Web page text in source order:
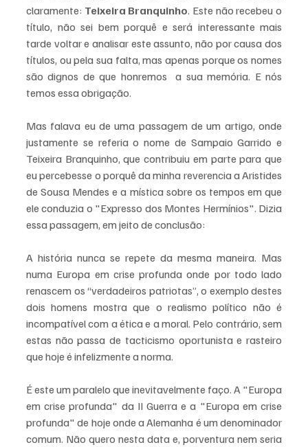
claramente: Teixeira Branquinho. Este não recebeu o
título, não sei bem porquê e será interessante mais
tarde voltar e analisar este assunto, não por causa dos
títulos, ou pela sua falta, mas apenas porque os nomes
são dignos de que honremos  a sua memória. E nós
temos essa obrigação.
Mas falava eu de uma passagem de um artigo, onde
justamente se referia o nome de Sampaio Garrido e
Teixeira Branquinho, que contribuiu em parte para que
eu percebesse o porquê da minha reverencia a Aristides
de Sousa Mendes e a mística sobre os tempos em que
ele conduzia o "Expresso dos Montes Hermínios". Dizia
essa passagem, em jeito de conclusão:
A história nunca se repete da mesma maneira. Mas
numa Europa em crise profunda onde por todo lado
renascem os “verdadeiros patriotas”, o exemplo destes
dois homens mostra que o realismo político não é
incompatível com a ética e a moral. Pelo contrário, sem
estas não passa de tacticismo oportunista e rasteiro
que hoje é infelizmente a norma.
É este um paralelo que inevitavelmente faço. A "Europa
em crise profunda" da II Guerra e a "Europa em crise
profunda" de hoje onde a Alemanha é um denominador
comum. Não quero nesta data e, porventura nem seria